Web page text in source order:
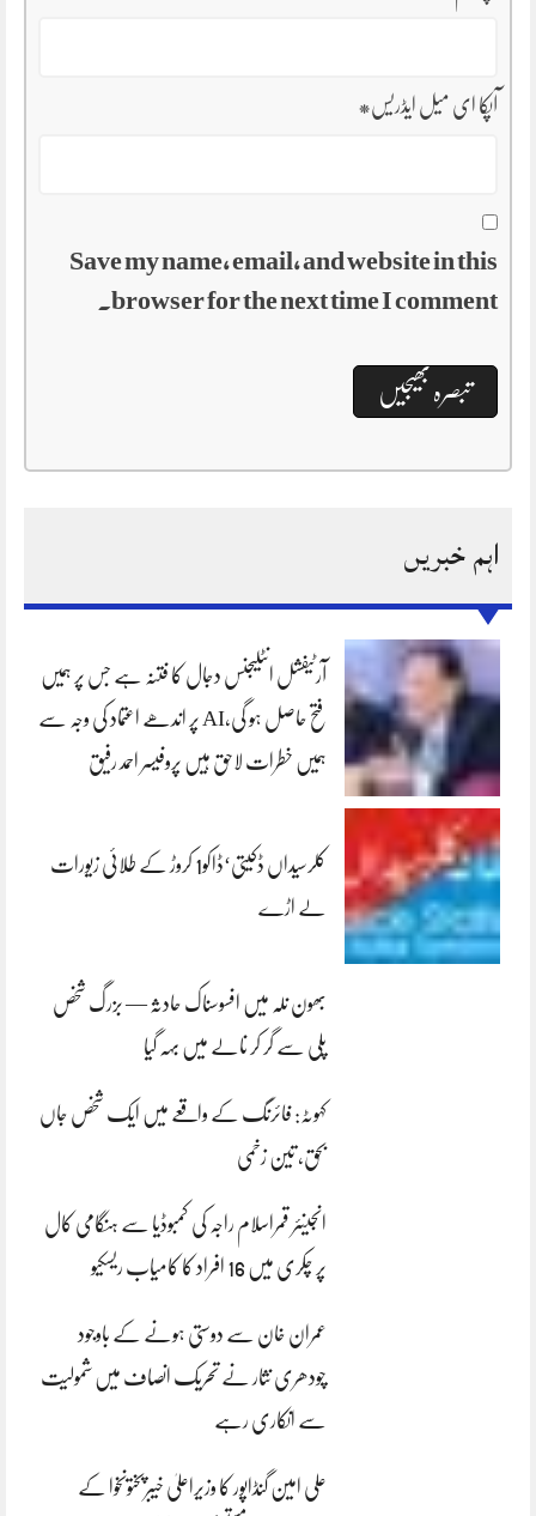
آپکا ای میل ایڈریس*
Save my name, email, and website in this
browser for the next time I comment.
اہم خبریں
آرٹیفشل انٹلیجنس دجال کا فتنہ ہے جس پر ہمیں
فتح حاصل ہو گی،AI پر اندھے اعتماد کی وجہ سے
ہمیں خطرات لاحق ہیں پروفیسر احمد رفیق
کلرسیداں ڈکیتی‘ڈاکو1 کروڑ کے طلائی زیورات
لے اڑے
بھون نلہ میں افسوسناک حادثہ — بزرگ شخص
پلی سے گر کر نالے میں بہہ گیا
کہوٹہ: فائرنگ کے واقعے میں ایک شخص جاں
بحق، تین زخمی
انجینئر قمراسلام راجہ کی کمبوڈیا سے ہنگامی کال
پر چکری میں 16 افراد کا کامیاب ریسکیو
عمران خان سے دوستی ہونے کے باوجود
چودھری نثار نے تحریک انصاف میں شمولیت
سے انکاری رہے
علی امین گنڈاپور کا وزیراعلیٰ خیبرپختونخوا کے